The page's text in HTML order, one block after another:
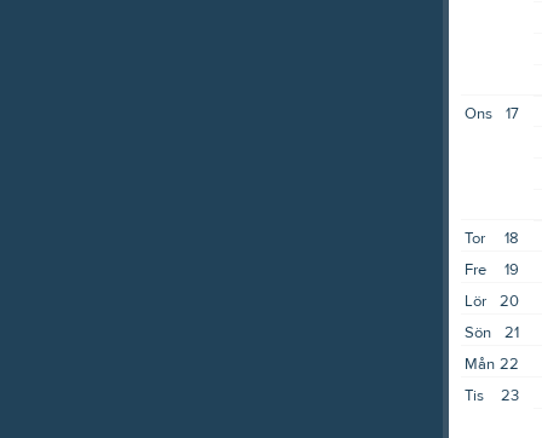
17
Ons
18
Tor
19
Fre
20
Lör
21
Sön
22
Mån
23
Tis